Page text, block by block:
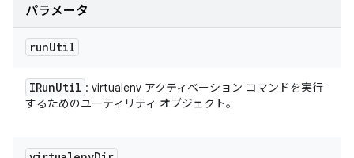
パラメータ
runUtil
IRunUtil : virtualenv アクティベーション コマンドを実行
するためのユーティリティ オブジェクト。